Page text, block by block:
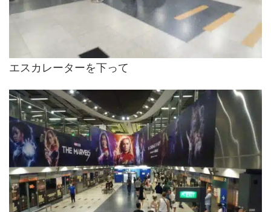
エスカレーターを下って